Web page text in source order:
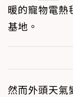
暖的寵物電熱
基地。
然而外頭天氣